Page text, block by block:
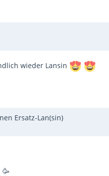
wieder Lansin
Ersatz-Lan(sin)
🥳